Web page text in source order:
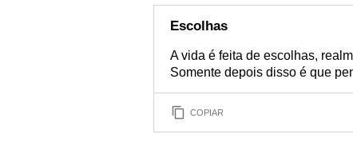
Escolhas
A vida é feita de escolhas,
Somente depois disso é que
COPIAR